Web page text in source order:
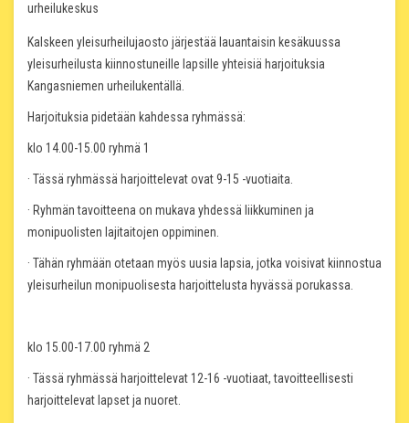
urheilukeskus
Kalskeen yleisurheilujaosto järjestää lauantaisin kesäkuussa
yleisurheilusta kiinnostuneille lapsille yhteisiä harjoituksia
Kangasniemen urheilukentällä.
Harjoituksia pidetään kahdessa ryhmässä:
klo 14.00-15.00 ryhmä 1
· Tässä ryhmässä harjoittelevat ovat 9-15 -vuotiaita.
· Ryhmän tavoitteena on mukava yhdessä liikkuminen ja
monipuolisten lajitaitojen oppiminen.
· Tähän ryhmään otetaan myös uusia lapsia, jotka voisivat kiinnostua
yleisurheilun monipuolisesta harjoittelusta hyvässä porukassa.
klo 15.00-17.00 ryhmä 2
· Tässä ryhmässä harjoittelevat 12-16 -vuotiaat, tavoitteellisesti
harjoittelevat lapset ja nuoret.